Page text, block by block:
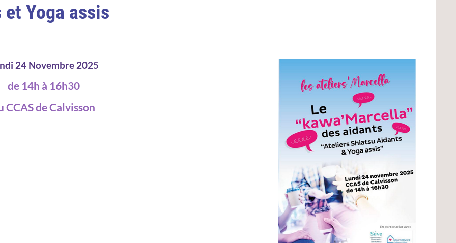
Yoga assis
24 Novembre 2025
de 14h à 16h30
CCAS de Calvisson